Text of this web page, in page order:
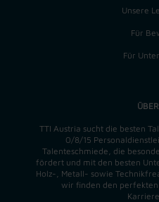
Unsere
Für
Für
TTI Austria sucht die besten
0/8/15
Talenteschmiede, die
fördert und mit den besten
Holz-, Metall- sowie
wir finden den perfekten